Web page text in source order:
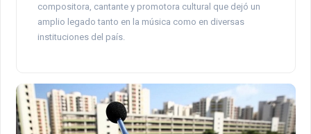
compositora, cantante y promotora cultural que dejó un
amplio legado tanto en la música como en diversas
instituciones del país.